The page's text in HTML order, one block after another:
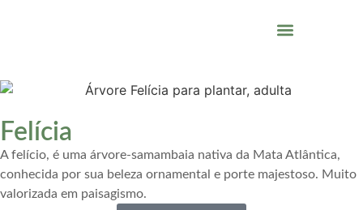
Felícia
A felício, é uma árvore-samambaia nativa da Mata Atlântica,
conhecida por sua beleza ornamental e porte majestoso. Muito
valorizada em paisagismo.